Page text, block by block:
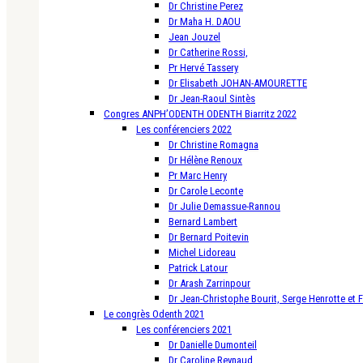
Dr Christine Perez
Dr Maha H. DAOU
Jean Jouzel
Dr Catherine Rossi,
Pr Hervé Tassery
Dr Elisabeth JOHAN-AMOURETTE
Dr Jean-Raoul Sintès
Congres ANPH’ODENTH ODENTH Biarritz 2022
Les conférenciers 2022
Dr Christine Romagna
Dr Hélène Renoux
Pr Marc Henry
Dr Carole Leconte
Dr Julie Demassue-Rannou
Bernard Lambert
Dr Bernard Poitevin
Michel Lidoreau
Patrick Latour
Dr Arash Zarrinpour
Dr Jean-Christophe Bourit, Serge Henrotte et
Le congrès Odenth 2021
Les conférenciers 2021
Dr Danielle Dumonteil
Dr Caroline Reynaud